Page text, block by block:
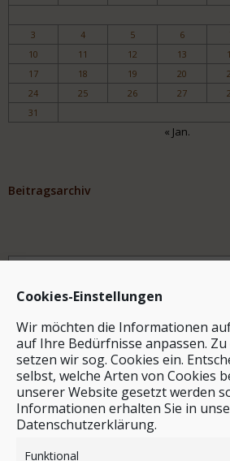
Cookies-Einstellungen
Wir möchten die Informationen
auf Ihre Bedürfnisse anpassen. Zu
setzen wir sog. Cookies ein.
selbst, welche Arten von Cookies
unserer Website gesetzt werden
Informationen erhalten Sie in
Datenschutzerklärung.
Funktional
3
4 5 6
10
11 12 13
17
18 19 20
24
25 26 27
31
« Jan.
Beitragsarchiv
Archiv
Stichwortsuche